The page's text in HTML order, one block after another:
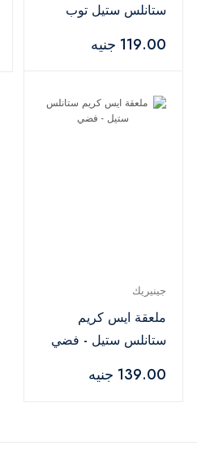
ستانلس ستيل توب
119.00 جنيه
جينيريك
ملعقة ايس كريم
ستانلس ستيل - فضي
139.00 جنيه